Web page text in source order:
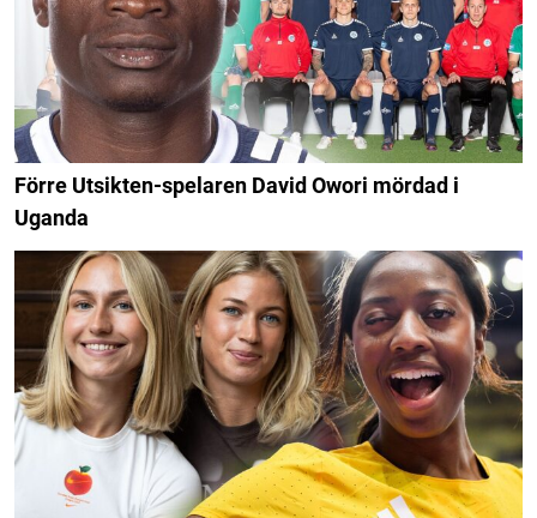
Förre Utsikten-spelaren David Owori mördad i
Uganda